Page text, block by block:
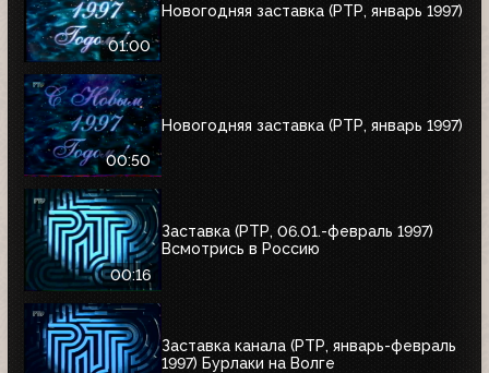
01:00
Новогодняя заставка (РТР, январь 1997)
00:50
Новогодняя заставка (РТР, январь 1997)
00:16
Заставка (РТР, 06.01.-февраль 1997)
Всмотрись в Россию
Заставка канала (РТР, январь-февраль
1997) Бурлаки на Волге